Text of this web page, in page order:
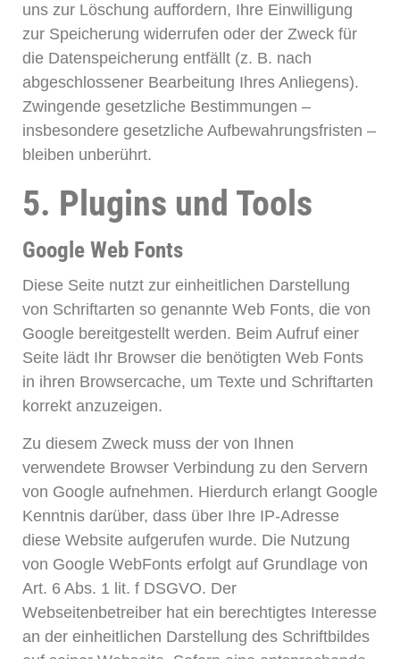
uns zur Löschung auffordern, Ihre Einwilligung
zur Speicherung widerrufen oder der Zweck für
die Datenspeicherung entfällt (z. B. nach
abgeschlossener Bearbeitung Ihres Anliegens).
Zwingende gesetzliche Bestimmungen –
insbesondere gesetzliche Aufbewahrungsfristen –
bleiben unberührt.
5. Plugins und Tools
Google Web Fonts
Diese Seite nutzt zur einheitlichen Darstellung
von Schriftarten so genannte Web Fonts, die von
Google bereitgestellt werden. Beim Aufruf einer
Seite lädt Ihr Browser die benötigten Web Fonts
in ihren Browsercache, um Texte und Schriftarten
korrekt anzuzeigen.
Zu diesem Zweck muss der von Ihnen
verwendete Browser Verbindung zu den Servern
von Google aufnehmen. Hierdurch erlangt Google
Kenntnis darüber, dass über Ihre IP-Adresse
diese Website aufgerufen wurde. Die Nutzung
von Google WebFonts erfolgt auf Grundlage von
Art. 6 Abs. 1 lit. f DSGVO. Der
Webseitenbetreiber hat ein berechtigtes Interesse
an der einheitlichen Darstellung des Schriftbildes